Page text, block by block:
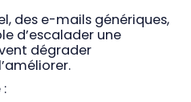
des e-mails génériques,
d’escalader une
dégrader